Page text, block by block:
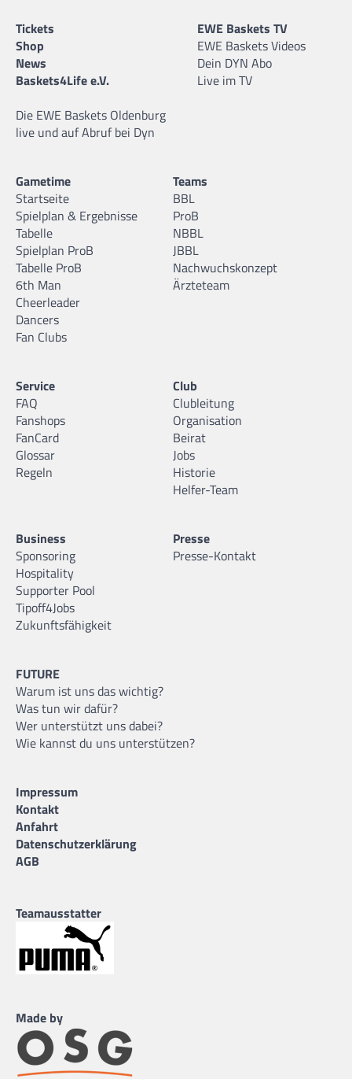
Tickets
Shop
News
Baskets4Life e.V.
Die EWE Baskets Oldenburg
live und auf Abruf bei Dyn
EWE Baskets TV
EWE Baskets Videos
Dein DYN Abo
Live im TV
Gametime
Startseite
Spielplan & Ergebnisse
Tabelle
Spielplan ProB
Tabelle ProB
6th Man
Cheerleader
Dancers
Fan Clubs
Teams
BBL
ProB
NBBL
JBBL
Nachwuchskonzept
Ärzteteam
Service
FAQ
Fanshops
FanCard
Glossar
Regeln
Club
Clubleitung
Organisation
Beirat
Jobs
Historie
Helfer-Team
Business
Sponsoring
Hospitality
Supporter Pool
Tipoff4Jobs
Zukunftsfähigkeit
Presse
Presse-Kontakt
FUTURE
Warum ist uns das wichtig?
Was tun wir dafür?
Wer unterstützt uns dabei?
Wie kannst du uns unterstützen?
Impressum
Kontakt
Anfahrt
Datenschutzerklärung
AGB
Teamausstatter
Made by